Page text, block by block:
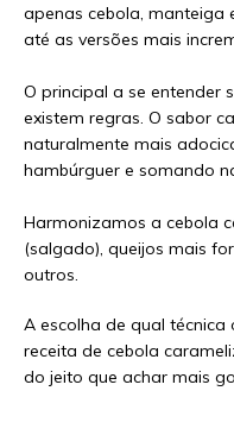
apenas cebola, manteiga
até as versões mais
O principal a se entender
existem regras. O sabor
naturalmente mais
hambúrguer e somando
Harmonizamos a cebola
(salgado), queijos mais
outros.
A escolha de qual
receita de cebola
do jeito que achar mais